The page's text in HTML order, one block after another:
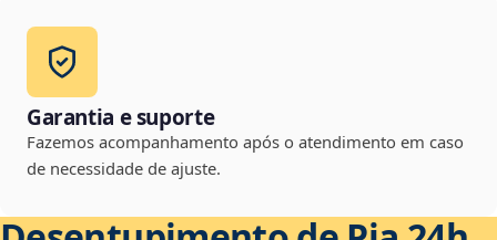
Garantia e suporte
Fazemos acompanhamento após o atendimento em caso
de necessidade de ajuste.